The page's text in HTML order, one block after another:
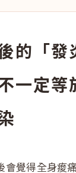
的「發
一定等
會覺得全身痠